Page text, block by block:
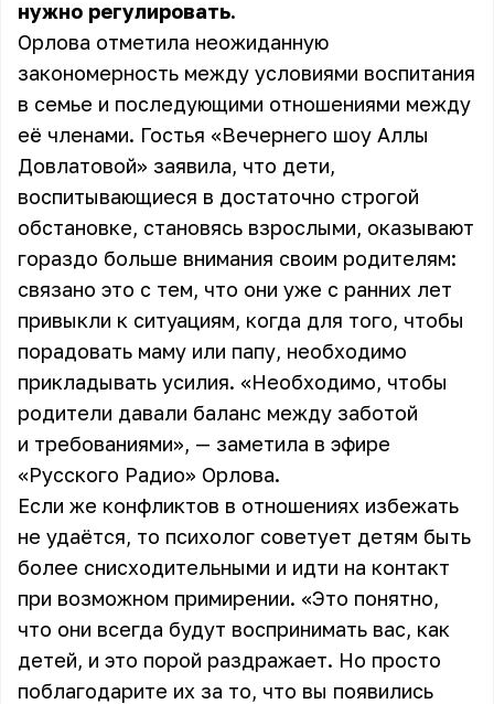
нужно регулировать.
Орлова отметила неожиданную
закономерность между условиями воспитания
в семье и последующими отношениями между
её членами. Гостья «Вечернего шоу Аллы
Довлатовой» заявила, что дети,
воспитывающиеся в достаточно строгой
обстановке, становясь взрослыми, оказывают
гораздо больше внимания своим родителям:
связано это с тем, что они уже с ранних лет
привыкли к ситуациям, когда для того, чтобы
порадовать маму или папу, необходимо
прикладывать усилия. «Необходимо, чтобы
родители давали баланс между заботой
и требованиями», — заметила в эфире
«Русского Радио» Орлова.
Если же конфликтов в отношениях избежать
не удаётся, то психолог советует детям быть
более снисходительными и идти на контакт
при возможном примирении. «Это понятно,
что они всегда будут воспринимать вас, как
детей, и это порой раздражает. Но просто
поблагодарите их за то, что вы появились